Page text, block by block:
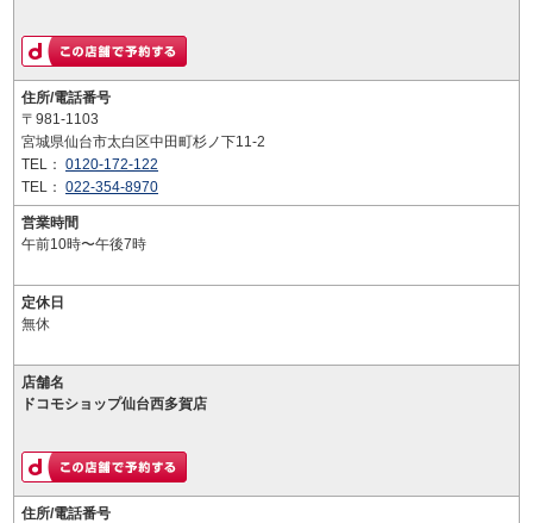
住所/電話番号
〒981-1103
宮城県仙台市太白区中田町杉ノ下11-2
TEL： 0120-172-122
TEL： 022-354-8970
営業時間
午前10時〜午後7時
定休日
無休
店舗名
ドコモショップ仙台西多賀店
住所/電話番号